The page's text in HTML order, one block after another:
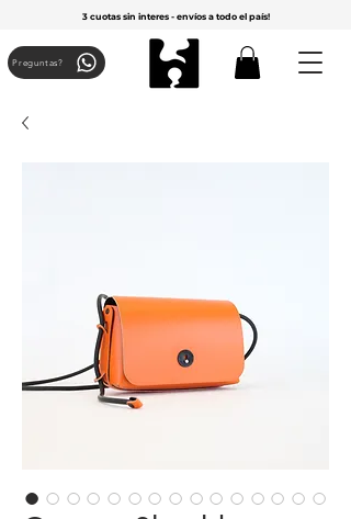
3 cuotas sin interes - envíos a todo el país!
Preguntas?